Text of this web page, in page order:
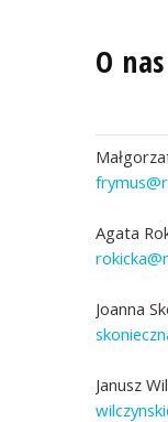
O nas
Agata
Joanna
Janusz